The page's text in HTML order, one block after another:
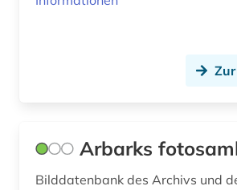
fredrikstad (1)
Arbarks
Bilddatenbank des Archivs und